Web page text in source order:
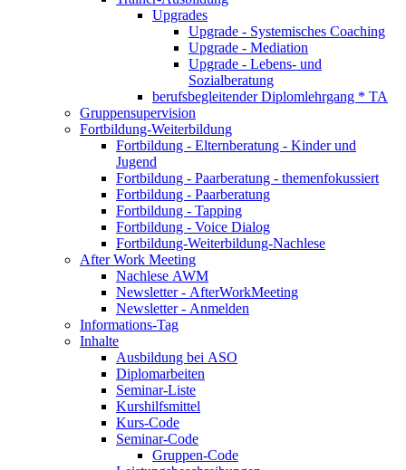
Upgrades
Upgrade - Systemisches Coaching
Upgrade - Mediation
Upgrade - Lebens- und
Sozialberatung
berufsbegleitender Diplomlehrgang * TA
Gruppensupervision
Fortbildung-Weiterbildung
Fortbildung - Elternberatung - Kinder und
Jugend
Fortbildung - Paarberatung - themenfokussiert
Fortbildung - Paarberatung
Fortbildung - Tapping
Fortbildung - Voice Dialog
Fortbildung-Weiterbildung-Nachlese
After Work Meeting
Nachlese AWM
Newsletter - AfterWorkMeeting
Newsletter - Anmelden
Informations-Tag
Inhalte
Ausbildung bei ASO
Diplomarbeiten
Seminar-Liste
Kurshilfsmittel
Kurs-Code
Seminar-Code
Gruppen-Code